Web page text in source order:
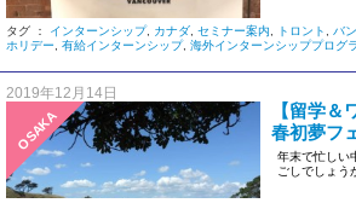
タグ ： インターンシップ, カナダ, セミナー案内, トロント , バ
ホリデー, 有給インターンシップ, 海外インターンシッププログ
2019年12月14日
OSAKA
【留学＆
春初夢フ
キング・
えましょ
年末で忙しい
ごしでしょ